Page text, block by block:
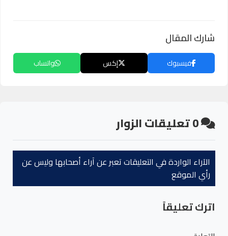
شارك المقال
فيسبوك إكس واتساب
0تعليقات الزوار
الآراء الواردة في التعليقات تعبر عن آراء أصحابها وليس عن
رأي الموقع
اترك تعليقاً